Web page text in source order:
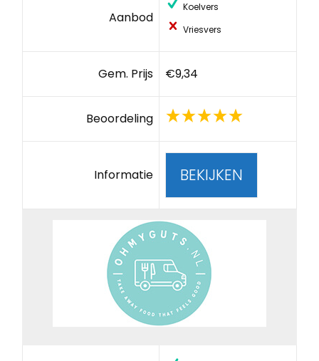
Aanbod
Koelvers
Vriesvers
Gem. Prijs €9,34
Beoordeling
Informatie BEKIJKEN